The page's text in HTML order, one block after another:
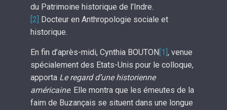
du Patrimoine historique de l’Indre.
[2]
Docteur en Anthropologie sociale et
historique.
En fin d’après-midi, Cynthia BOUTON [1] , venue
spécialement des Etats-Unis pour le colloque,
apporta Le regard d’une historienne
américaine. Elle montra que les émeutes de la
faim de Buzançais se situent dans une longue